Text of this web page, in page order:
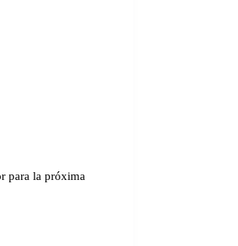
para la próxima